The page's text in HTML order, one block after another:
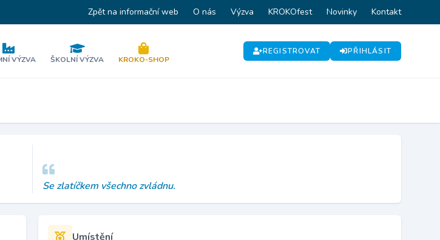
Zpět na informační web O nás Výzva KROKOfest Novinky Kontakt
VÝZVA ŠKOLNÍ VÝZVA KROKO-SHOP
REGISTROVAT PŘIHLÁSIT
Se zlatíčkem všechno zvládnu.
Umístění